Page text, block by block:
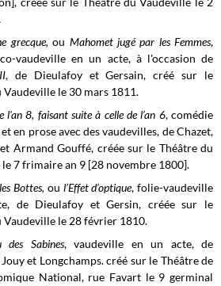
grecque,ou Mahomet jugé par les Femmes,
vaudeville en un acte, à l'occasion de
, de Dieulafoy et Gersain, créé sur le
Vaudeville le 30 mars 1811.
l'an 8, faisant suite à celle de l’an 6, comédie
en prose avec des vaudevilles, de Chazet,
Armand Gouffé, créée sur le Théâtre du
7 frimaire an 9 [28 novembre 1800].
Bottes, ou l’Effet d’optique, folie-vaudeville
de Dieulafoy et Gersin, créée sur le
Vaudeville le 28 février 1810.
des Sabines, vaudeville en un acte, de
et Longchamps. créé sur le Théâtre de
National, rue Favart le 9 germinal